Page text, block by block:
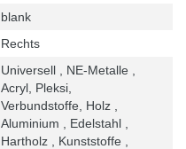
blank
Rechts
Universell , NE-Metalle ,
Acryl, Pleksi,
Verbundstoffe, Holz ,
Aluminium , Edelstahl ,
Hartholz , Kunststoffe ,